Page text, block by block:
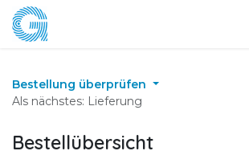
Zum Inhalt springen
Bestellung überprüfen
Als nächstes: Lieferung
Bestellübersicht